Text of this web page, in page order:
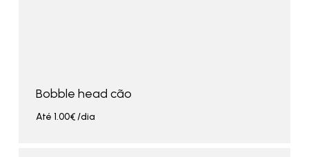
Bobble head cão
Até 1.00€/dia